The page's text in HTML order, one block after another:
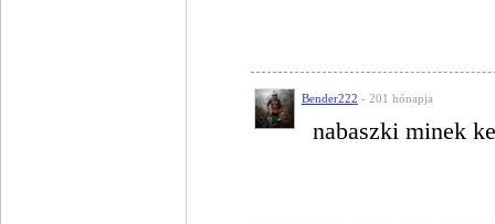
Bender222 - 201 hónapja
nabaszki minek